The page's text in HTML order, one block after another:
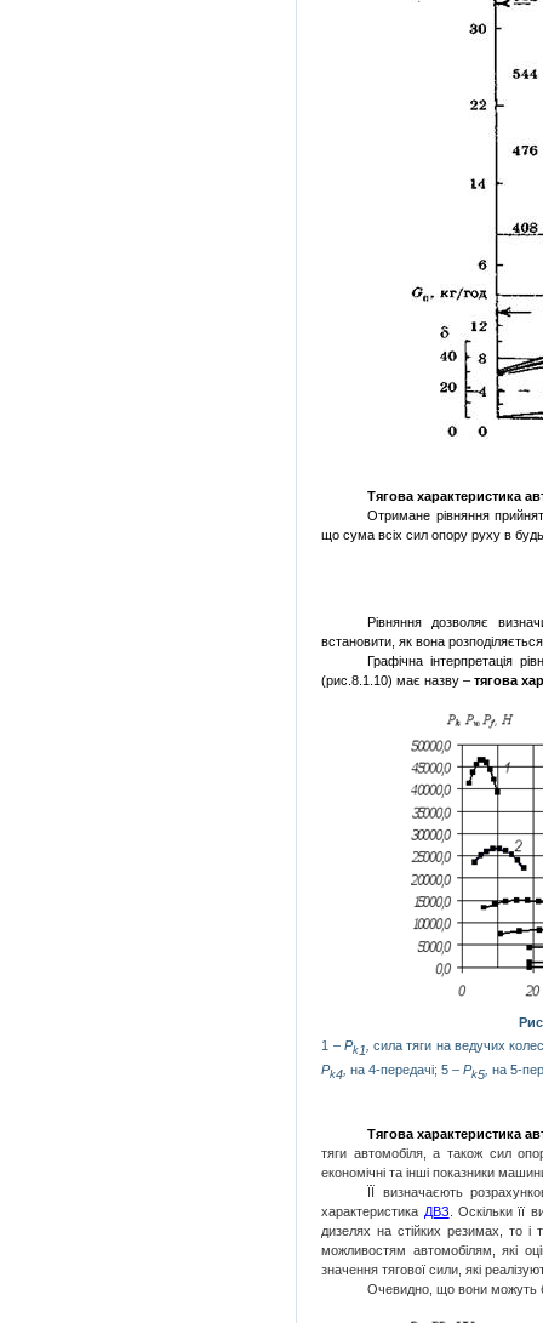
Тягова характеристика
Отримане рівняння
що сума всіх сил опору рухув
Рівняння дозволяє
встановити, як вона
Графічна інтерпретація
(рис.8.1.10) має назву –тягова
1 – Pk1 сила тяги на ведучих
Pk4, на 4-передачі; 5 –Pk5, на 5-
Тягова характеристика
тяги автомобіля, а також сил
економічні та інші показники
ЇЇ визначаєють
характеристика ДВЗ . Оскільки її
дизелях на стійких резимах, то і
можливостям автомобілям, які
значення тягової сили, які
Очевидно, що вони можуть